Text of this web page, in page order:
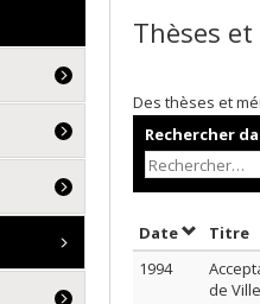
Thèses
Des thèses et
Rechercher
DateTrier par
Titre
1994
de